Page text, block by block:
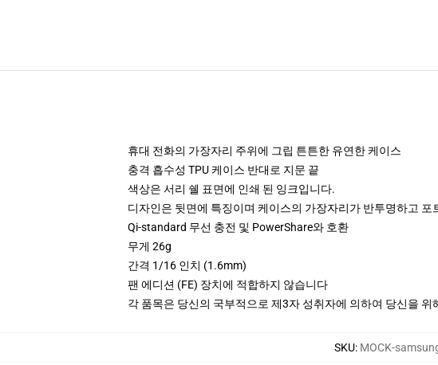
휴대 전화의 가장자리 주위에 그립 튼튼한 유연한 케이스
충격 흡수성 TPU 케이스 반대로 지문 끝
색상은 서리 쉘 표면에 인쇄 된 잉크입니다.
디자인은 뒷면에 특징이며 케이스의 가장자리가 반투명하고 포
Qi-standard 무선 충전 및 PowerShare와 호환
무게 26g
간격 1/16 인치 (1.6mm)
팬 에디션 (FE) 장치에 적합하지 않습니다
각 품목은 당신의 국부적으로 제3자 성취자에 의하여 당신을
SKU: MOCK-